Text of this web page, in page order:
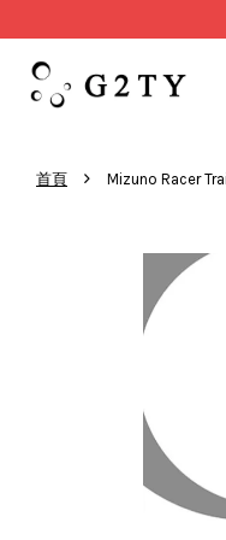
首頁 › Mizuno Racer